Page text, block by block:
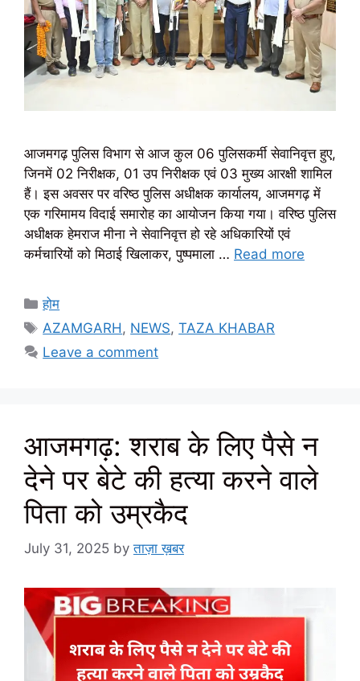
आजमगढ़ पुलिस विभाग से आज कुल 06 पुलिसकर्मी सेवानिवृत्त हुए,
जिनमें 02 निरीक्षक, 01 उप निरीक्षक एवं 03 मुख्य आरक्षी शामिल
हैं। इस अवसर पर वरिष्ठ पुलिस अधीक्षक कार्यालय, आजमगढ़ में
एक गरिमामय विदाई समारोह का आयोजन किया गया। वरिष्ठ पुलिस
अधीक्षक हेमराज मीना ने सेवानिवृत्त हो रहे अधिकारियों एवं
कर्मचारियों को मिठाई खिलाकर, पुष्पमाला … Read more
Categories
होम
Tags
AZAMGARH , NEWS,TAZA KHABAR
Leave a comment
आजमगढ़: शराब के लिए पैसे न
देने पर बेटे की हत्या करने वाले
पिता को उम्रकैद
July 31, 2025 byताज़ा ख़बर